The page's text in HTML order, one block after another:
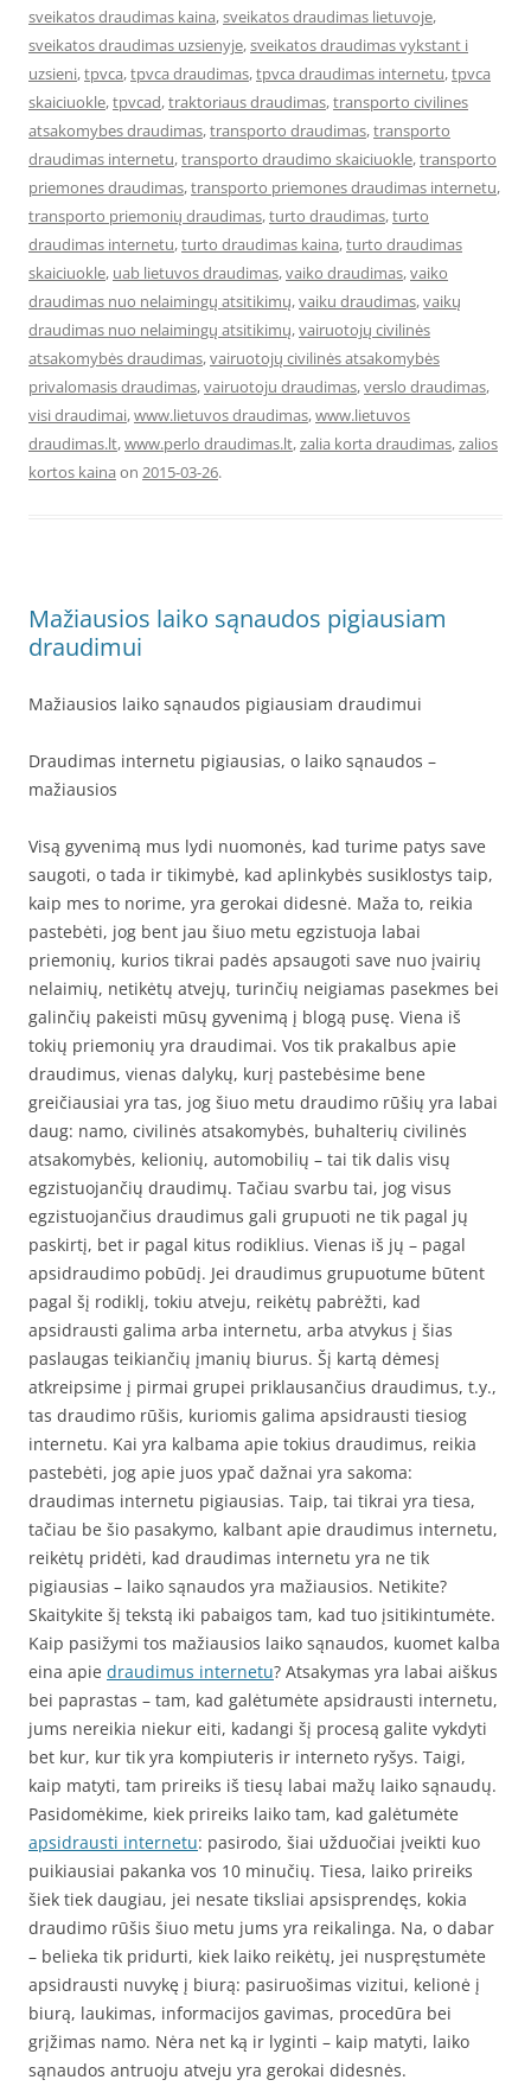
sveikatos draudimas kaina,sveikatos draudimas lietuvoje,
sveikatos draudimas uzsienyje,sveikatos draudimas vykstant i
uzsieni,tpvca,tpvca draudimas,tpvca draudimas internetu,tpvca
skaiciuokle,tpvcad,traktoriaus draudimas,transporto civilines
atsakomybes draudimas,transporto draudimas,transporto
draudimas internetu,transporto draudimo skaiciuokle,transporto
priemones draudimas,transporto priemones draudimas internetu,
transporto priemonių draudimas,turto draudimas,turto
draudimas internetu,turto draudimas kaina,turto draudimas
skaiciuokle, uab lietuvos draudimas,vaiko draudimas,vaiko
draudimas nuo nelaimingų atsitikimų,vaiku draudimas,vaikų
draudimas nuo nelaimingų atsitikimų,vairuotojų civilinės
atsakomybės draudimas,vairuotojų civilinės atsakomybės
privalomasis draudimas,vairuotoju draudimas,verslo draudimas,
visi draudimai,www.lietuvos draudimas,www.lietuvos
draudimas.lt,www.perlo draudimas.lt,zalia korta draudimas,zalios
kortos kaina on 2015-03-26.
Mažiausios laiko sąnaudos pigiausiam
draudimui
Mažiausios laiko sąnaudos pigiausiam draudimui
Draudimas internetu pigiausias, o laiko sąnaudos –
mažiausios
Visą gyvenimą mus lydi nuomonės, kad turime patys save
saugoti, o tada ir tikimybė, kad aplinkybės susiklostys taip,
kaip mes to norime, yra gerokai didesnė. Maža to, reikia
pastebėti, jog bent jau šiuo metu egzistuoja labai
priemonių, kurios tikrai padės apsaugoti save nuo įvairių
nelaimių, netikėtų atvejų, turinčių neigiamas pasekmes bei
galinčių pakeisti mūsų gyvenimą į blogą pusę. Viena iš
tokių priemonių yra draudimai. Vos tik prakalbus apie
draudimus, vienas dalykų, kurį pastebėsime bene
greičiausiai yra tas, jog šiuo metu draudimo rūšių yra labai
daug: namo, civilinės atsakomybės, buhalterių civilinės
atsakomybės, kelionių, automobilių – tai tik dalis visų
egzistuojančių draudimų. Tačiau svarbu tai, jog visus
egzistuojančius draudimus gali grupuoti ne tik pagal jų
paskirtį, bet ir pagal kitus rodiklius. Vienas iš jų – pagal
apsidraudimo pobūdį. Jei draudimus grupuotume būtent
pagal šį rodiklį, tokiu atveju, reikėtų pabrėžti, kad
apsidrausti galima arba internetu, arba atvykus į šias
paslaugas teikiančių įmanių biurus. Šį kartą dėmesį
atkreipsime į pirmai grupei priklausančius draudimus, t.y.,
tas draudimo rūšis, kuriomis galima apsidrausti tiesiog
internetu. Kai yra kalbama apie tokius draudimus, reikia
pastebėti, jog apie juos ypač dažnai yra sakoma:
draudimas internetu pigiausias. Taip, tai tikrai yra tiesa,
tačiau be šio pasakymo, kalbant apie draudimus internetu,
reikėtų pridėti, kad draudimas internetu yra ne tik
pigiausias – laiko sąnaudos yra mažiausios. Netikite?
Skaitykite šį tekstą iki pabaigos tam, kad tuo įsitikintumėte.
Kaip pasižymi tos mažiausios laiko sąnaudos, kuomet kalba
eina apie draudimus internetu? Atsakymas yra labai aiškus
bei paprastas – tam, kad galėtumėte apsidrausti internetu,
jums nereikia niekur eiti, kadangi šį procesą galite vykdyti
bet kur, kur tik yra kompiuteris ir interneto ryšys. Taigi,
kaip matyti, tam prireiks iš tiesų labai mažų laiko sąnaudų.
Pasidomėkime, kiek prireiks laiko tam, kad galėtumėte
apsidrausti internetu: pasirodo, šiai užduočiai įveikti kuo
puikiausiai pakanka vos 10 minučių. Tiesa, laiko prireiks
šiek tiek daugiau, jei nesate tiksliai apsisprendęs, kokia
draudimo rūšis šiuo metu jums yra reikalinga. Na, o dabar
– belieka tik pridurti, kiek laiko reikėtų, jei nuspręstumėte
apsidrausti nuvykę į biurą: pasiruošimas vizitui, kelionė į
biurą, laukimas, informacijos gavimas, procedūra bei
grįžimas namo. Nėra net ką ir lyginti – kaip matyti, laiko
sąnaudos antruoju atveju yra gerokai didesnės.